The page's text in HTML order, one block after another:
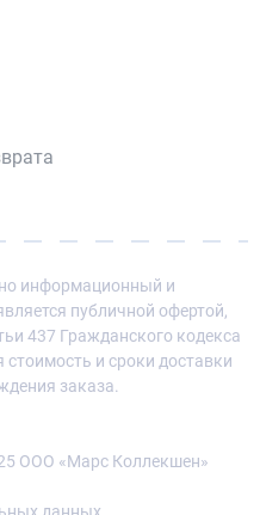
информационный и
публичной офертой,
437 Гражданского кодекса
и сроки доставки
заказа.
ООО «Марс Коллекшен»
данных